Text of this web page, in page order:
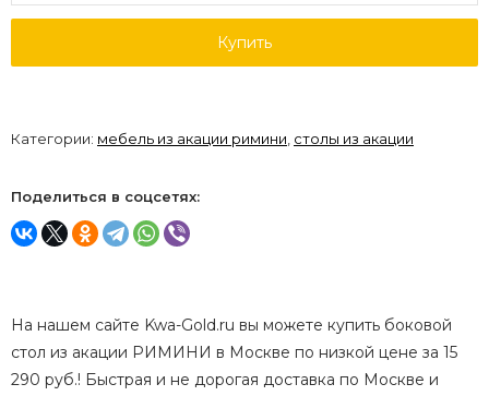
Купить
Категории: мебель из акации римини, столы из акации
Поделиться в соцсетях:
На нашем сайте Kwa-Gold.ru вы можете купить боковой
стол из акации РИМИНИ в Москве по низкой цене за 15
290 руб.! Быстрая и не дорогая доставка по Москве и